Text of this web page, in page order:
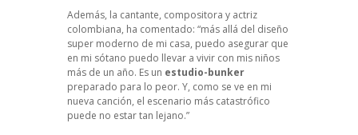
Además, la cantante, compositora y actriz
colombiana, ha comentado: “más allá del diseño
super moderno de mi casa, puedo asegurar que
en mi sótano puedo llevar a vivir con mis niños
más de un año. Es un estudio-bunker
preparado para lo peor. Y, como se ve en mi
nueva canción, el escenario más catastrófico
puede no estar tan lejano.”